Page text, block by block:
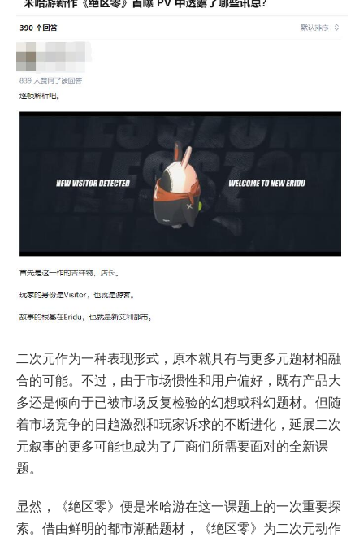
二次元作为一种表现形式，原本就具有与更多元题材相融
合的可能。不过，由于市场惯性和用户偏好，既有产品大
多还是倾向于已被市场反复检验的幻想或科幻题材。但随
着市场竞争的日趋激烈和玩家诉求的不断进化，延展二次
元叙事的更多可能也成为了厂商们所需要面对的全新课
题。
显然，《绝区零》便是米哈游在这一课题上的一次重要探
索。借由鲜明的都市潮酷题材，《绝区零》为二次元动作